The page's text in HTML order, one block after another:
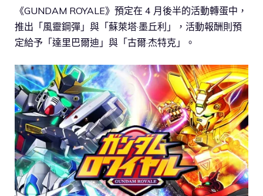
《GUNDAM ROYALE》預定在 4 月後半的活動轉蛋中，
推出「風靈鋼彈」與「蘇萊塔·墨丘利」，活動報酬則預
定給予「達里巴爾迪」與「古爾·杰特克」。